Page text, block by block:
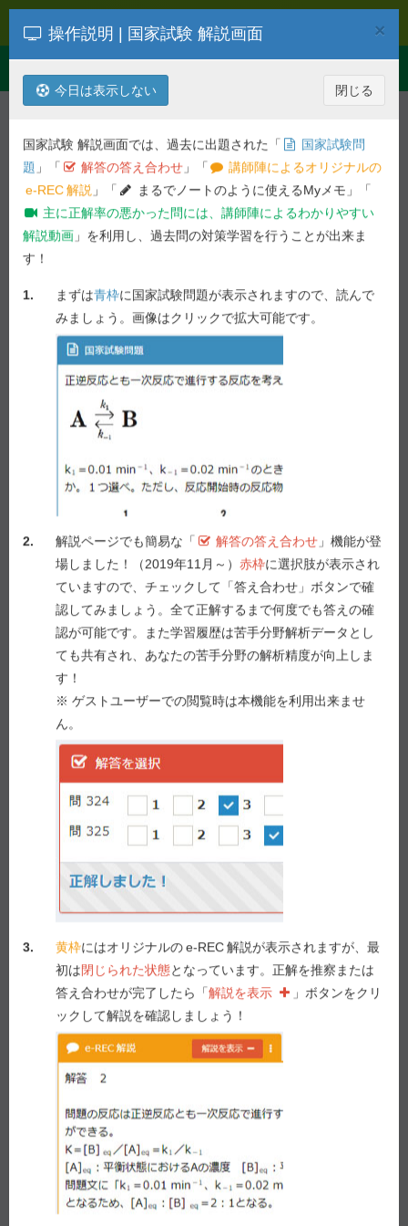
×
操作説明 | 国家試験 解説画面
今日は表示しない 閉じる
国家試験 解説画面では、過去に出題された「
国家試験問
題 」「 解答の答え合わせ 」「
講師陣によるオリジナルの
e-REC解説 」「
まるでノートのように使えるMyメモ」「
主に正解率の悪かった問には、講師陣によるわかりやすい
解説動画 」を利用し、過去問の対策学習を行うことが出来ま
す！
1. まずは青枠に国家試験問題が表示されますので、読んで
みましょう。画像はクリックで拡大可能です。
2. 解説ページでも簡易な「 解答の答え合わせ 」機能が登
場しました！（2019年11月～） 赤枠に選択肢が表示され
ていますので、チェックして「答え合わせ」ボタンで確
認してみましょう。全て正解するまで何度でも答えの確
認が可能です。また学習履歴は苦手分野解析データとし
ても共有され、あなたの苦手分野の解析精度が向上しま
す！
※ ゲストユーザーでの閲覧時は本機能を利用出来ませ
ん。
3. 黄枠にはオリジナルのe-REC解説が表示されますが、最
初は閉じられた状態となっています。正解を推察または
答え合わせが完了したら「解説を表示
」ボタンをクリ
ックして解説を確認しましょう！
e-REC
navigation
令和04年度 第107回 薬剤師国家試
験問題
必須問題 - 問 69
前の問へ
未ブックマーク 問 69 正答率 :80.4%
国家試験問題
厚生労働省が発行する資料はどれか。１つ選べ。
１ 医療用医薬品添付文書
２ 医薬品インタビューフォーム
３ 医薬品リスク管理計画
４ 医薬品・医療機器等安全性情報
５ くすりのしおり
解答を選択
問 69
1
2 3 4 5
答え合わせ
Previous
解説を表示
e-REC
メモを表示
Myメモ -5/ 1,000
解説動画作成を要望！
前の問へ
第 107 回 - 問 69 学習中